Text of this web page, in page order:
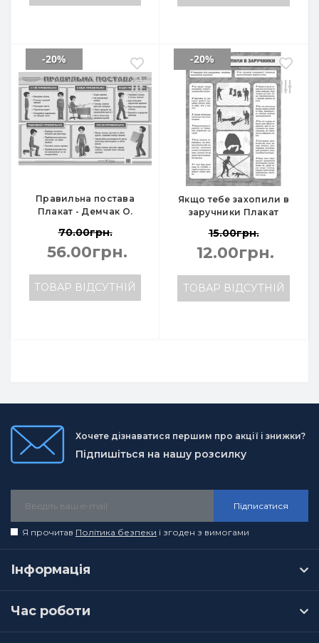
Правильна постава
Плакат - Демчак О.
-20%
70.00грн.
56.00грн.
ТОВАР ВІДСУТНІЙ
Якщо тебе захопили в
заручники Плакат
-20%
15.00грн.
12.00грн.
ТОВАР ВІДСУТНІЙ
Хочете дізнаватися першим про акції і знижки?
Підпишіться на нашу розсилку
Підписатися
Я прочитав Політика безпеки і згоден з вимогами
Інформація
Час роботи